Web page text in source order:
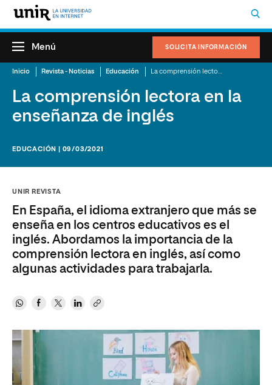
SOLICITA INFORMACIÓN
Menú
Inicio Revista - Noticias Educación
La comprensión lectora en la
enseñanza de inglés
EDUCACIÓN | 09/03/2021
UNIR REVISTA
En España, el idioma extranjero que más se
enseña en los centros educativos es el
inglés. Abordamos la importancia de la
comprensión lectora en inglés, así como
algunas actividades para trabajarla.